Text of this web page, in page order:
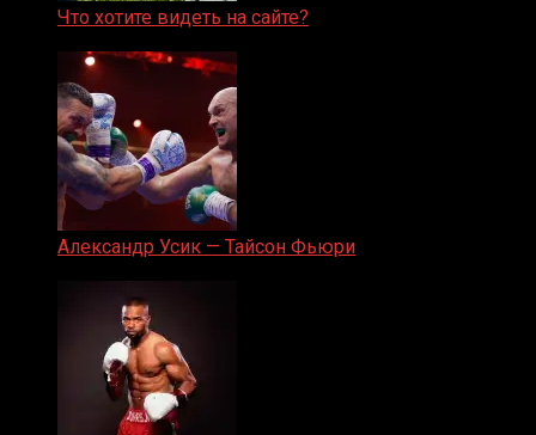
Что хотите видеть на сайте?
Александр Усик — Тайсон Фьюри